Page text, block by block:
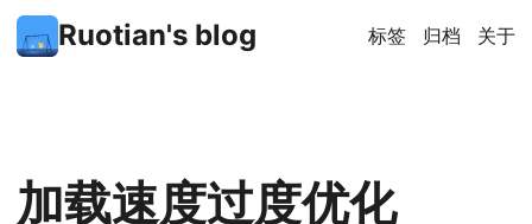
Ruotian's blog 标签 归档 关于
加载速度过度优化